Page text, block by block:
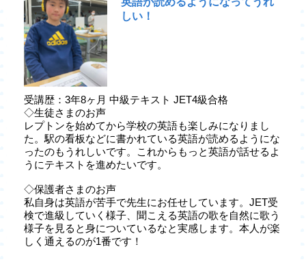
しい！
受講歴：3年8ヶ月 中級テキスト JET4級合格
◇生徒さまのお声
レプトンを始めてから学校の英語も楽しみになりまし
た。駅の看板などに書かれている英語が読めるようにな
ったのもうれしいです。これからもっと英語が話せるよ
うにテキストを進めたいです。
◇保護者さまのお声
私自身は英語が苦手で先生にお任せしています。JET受
検で進級していく様子、聞こえる英語の歌を自然に歌う
様子を見ると身についているなと実感します。本人が楽
しく通えるのが1番です！